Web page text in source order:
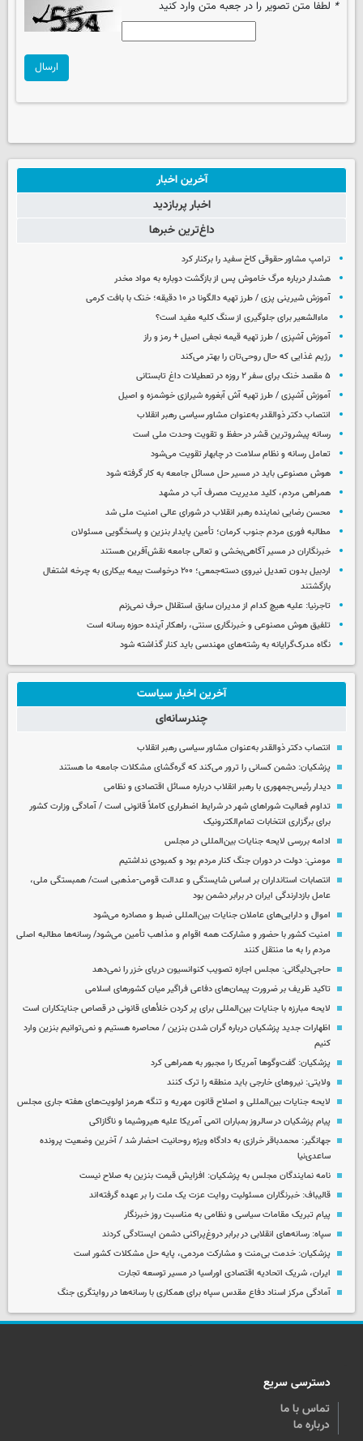
* لطفا متن تصویر را در جعبه متن وارد کنید
ارسال
آخرین اخبار
اخبار پربازدید
داغ‌ترین خبرها
ترامپ مشاور حقوقی کاخ سفید را برکنار کرد
هشدار درباره مرگ خاموش پس از بازگشت دوباره به مواد مخدر
آموزش شیرینی پزی / طرز تهیه دالگونا در ۱۰ دقیقه؛ خنک با بافت کرمی
ماءالشعیر برای جلوگیری از سنگ کلیه مفید است؟
آموزش آشپزی / طرز تهیه قیمه نجفی اصیل + رمز و راز
رژیم غذایی که حال روحی‌تان را بهتر می‌کند
۵ مقصد خنک برای سفر ۲ روزه در تعطیلات داغ تابستانی
آموزش آشپزی / طرز تهیه آش آبغوره شیرازی خوشمزه و اصیل
انتصاب دکتر ذوالقدر به‌عنوان مشاور سیاسی رهبر انقلاب
رسانه پیشروترین قشر در حفظ و تقویت وحدت ملی است
تعامل رسانه و نظام سلامت در چابهار تقویت می‌شود
هوش مصنوعی باید در مسیر حل مسائل جامعه به کار گرفته شود
همراهی مردم، کلید مدیریت مصرف آب در مشهد
محسن رضایی نماینده رهبر انقلاب در شورای عالی امنیت ملی شد
مطالبه فوری مردم جنوب کرمان؛ تأمین پایدار بنزین و پاسخگویی مسئولان
خبرنگاران در مسیر آگاهی‌بخشی و تعالی جامعه نقش‌آفرین هستند
اردبیل بدون تعدیل نیروی دسته‌جمعی؛ ۲۰۰ درخواست بیمه بیکاری به چرخه اشتغال
بازگشتند
تاجرنیا: علیه هیچ کدام از مدیران سابق استقلال حرف نمی‌زنم
تلفیق هوش مصنوعی و خبرنگاری سنتی، راهکار آینده حوزه رسانه است
نگاه مدرک‌گرایانه به رشته‌های مهندسی باید کنار گذاشته شود
آخرین اخبار سیاست
چندرسانه‌ای
انتصاب دکتر ذوالقدر به‌عنوان مشاور سیاسی رهبر انقلاب
پزشکیان: دشمن کسانی را ترور می‌کند که گره‌گشای مشکلات جامعه ما هستند
دیدار رئیس‌جمهوری با رهبر انقلاب درباره مسائل اقتصادی و نظامی
تداوم فعالیت شوراهای شهر در شرایط اضطراری کاملاً قانونی است / آمادگی وزارت کشور
برای برگزاری انتخابات تمام‌الکترونیک
ادامه بررسی لایحه جنایات بین‌المللی در مجلس
مومنی: دولت در دوران جنگ کنار مردم بود و کمبودی نداشتیم
انتصابات استانداران بر اساس شایستگی و عدالت قومی-مذهبی است/ همبستگی ملی،
عامل بازدارندگی ایران در برابر دشمن بود
اموال و دارایی‌های عاملان جنایات بین‌المللی ضبط و مصادره می‌شود
امنیت کشور با حضور و مشارکت همه اقوام و مذاهب تأمین می‌شود/ رسانه‌ها مطالبه اصلی
مردم را به ما منتقل کنند
حاجی‌دلیگانی: مجلس اجازه تصویب کنوانسیون دریای خزر را نمی‌دهد
تاکید ظریف بر ضرورت پیمان‌های دفاعی فراگیر میان کشورهای اسلامی
لایحه مبارزه با جنایات بین‌المللی برای پر کردن خلأهای قانونی در قصاص جنایتکاران است
اظهارات جدید پزشکیان درباره گران شدن بنزین / محاصره هستیم و نمی‌توانیم بنزین وارد
کنیم
پزشکیان: گفت‌وگوها آمریکا را مجبور به همراهی کرد
ولایتی: نیروهای خارجی باید منطقه را ترک کنند
لایحه جنایات بین‌المللی و اصلاح قانون مهریه و تنگه هرمز اولویت‌های هفته جاری مجلس
پیام پزشکیان در سالروز بمباران اتمی آمریکا علیه هیروشیما و ناگازاکی
جهانگیر: محمدباقر خرازی به دادگاه ویژه روحانیت احضار شد / آخرین وضعیت پرونده
ساعدی‌نیا
نامه نمایندگان مجلس به پزشکیان: افزایش قیمت بنزین به صلاح نیست
قالیباف: خبرنگاران مسئولیت روایت عزت یک ملت را بر عهده گرفته‌اند
پیام تبریک مقامات سیاسی و نظامی به مناسبت روز خبرنگار
سپاه: رسانه‌های انقلابی در برابر دروغ‌پراکنی دشمن ایستادگی کردند
پزشکیان: خدمت بی‌منت و مشارکت مردمی، پایه حل مشکلات کشور است
ایران، شریک اتحادیه اقتصادی اوراسیا در مسیر توسعه تجارت
آمادگی مرکز اسناد دفاع مقدس سپاه برای همکاری با رسانه‌ها در روایتگری جنگ
دسترسی سریع
تماس با ما
درباره ما